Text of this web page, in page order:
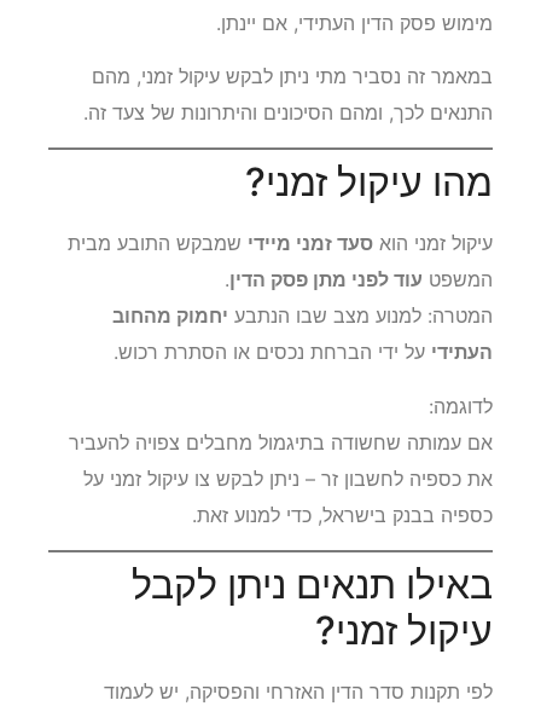
מימוש פסק הדין העתידי, אם יינתן.
במאמר זה נסביר מתי ניתן לבקש עיקול זמני, מהם
התנאים לכך, ומהם הסיכונים והיתרונות של צעד זה.
מהו עיקול זמני?
עיקול זמני הוא סעד זמני מיידי שמבקש התובע מבית
המשפט עוד לפני מתן פסק הדין.
המטרה: למנוע מצב שבו הנתבע יחמוק מהחוב
העתידי על ידי הברחת נכסים או הסתרת רכוש.
לדוגמה:
אם עמותה שחשודה בתיגמול מחבלים צפויה להעביר
את כספיה לחשבון זר – ניתן לבקש צו עיקול זמני על
כספיה בבנק בישראל, כדי למנוע זאת.
באילו תנאים ניתן לקבל
עיקול זמני?
לפי תקנות סדר הדין האזרחי והפסיקה, יש לעמוד